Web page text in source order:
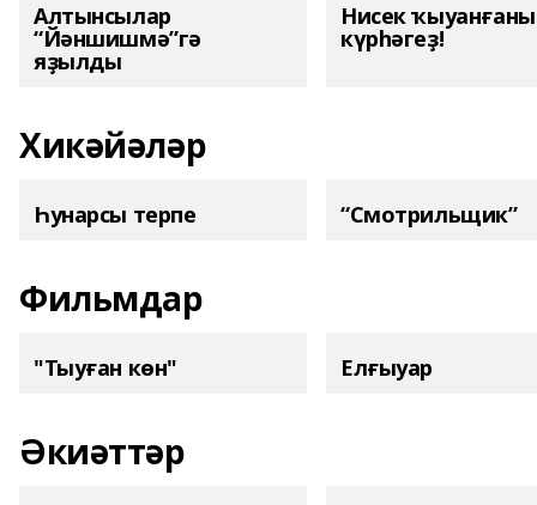
Алтынсылар
“Йәншишмә”гә
яҙылды
Нисек
күрһәгеҙ!
Хикәйәләр
Һунарсы терпе “Смотрильщик”
Фильмдар
"Тыуған көн" Елғыуар
Әкиәттәр